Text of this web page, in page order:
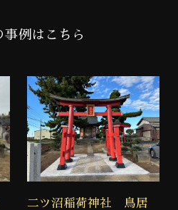
事例はこちら
二ツ沼稲荷神社 鳥居